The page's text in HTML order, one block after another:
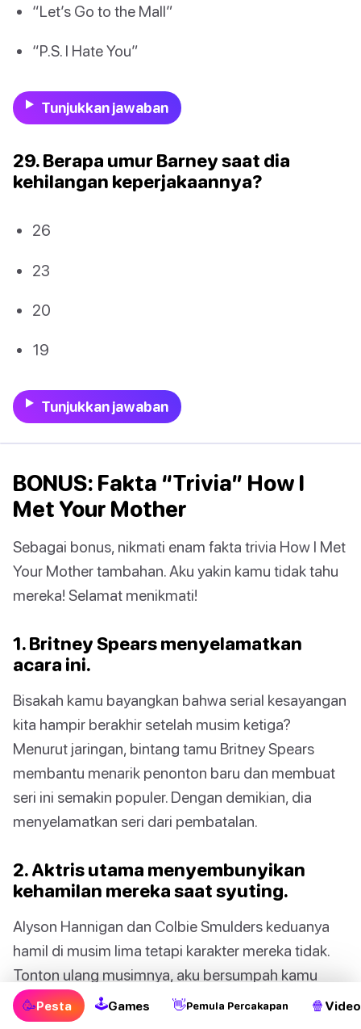
“Let’s Go to the Mall”
“P.S. I Hate You”
Tunjukkan jawaban
29. Berapa umur Barney saat dia
kehilangan keperjakaannya?
26
23
20
19
Tunjukkan jawaban
BONUS: Fakta “Trivia” How I
Met Your Mother
Sebagai bonus, nikmati enam fakta trivia How I Met
Your Mother tambahan. Aku yakin kamu tidak tahu
mereka! Selamat menikmati!
1. Britney Spears menyelamatkan
acara ini.
Bisakah kamu bayangkan bahwa serial kesayangan
kita hampir berakhir setelah musim ketiga?
Menurut jaringan, bintang tamu Britney Spears
membantu menarik penonton baru dan membuat
seri ini semakin populer. Dengan demikian, dia
menyelamatkan seri dari pembatalan.
2. Aktris utama menyembunyikan
kehamilan mereka saat syuting.
Alyson Hannigan dan Colbie Smulders keduanya
hamil di musim lima tetapi karakter mereka tidak.
Tonton ulang musimnya, aku bersumpah kamu
akan menyadarinya karena perut mereka hanya
disembunyikan di balik tas, peta, atau benda konyol
🥳Pesta 🕹Games 👋Pemula Percakapan 🍿 Video